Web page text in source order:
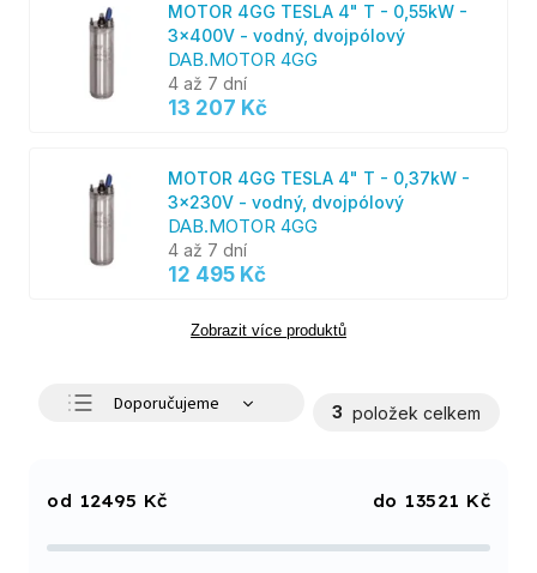
MOTOR 4GG TESLA 4" T - 0,55kW -
3x400V - vodný, dvojpólový
DAB.MOTOR 4GG
4 až 7 dní
13 207 Kč
MOTOR 4GG TESLA 4" T - 0,37kW -
3x230V - vodný, dvojpólový
DAB.MOTOR 4GG
4 až 7 dní
12 495 Kč
Zobrazit více produktů
Doporučujeme
Abecedně
3 položek celkem
12495 Kč 13521 Kč